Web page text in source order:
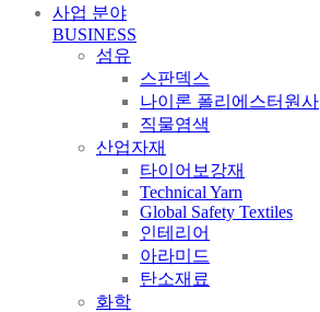
사업 분야
BUSINESS
섬유
스판덱스
나이론 폴리에스터원사
직물염색
산업자재
타이어보강재
Technical Yarn
Global Safety Textiles
인테리어
아라미드
탄소재료
화학